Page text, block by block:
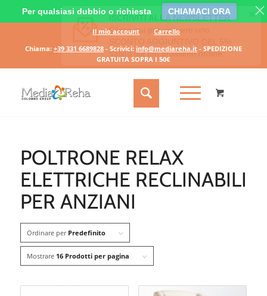
Il mio account
Carrello
Chiama: +39 331 6689828- Scrivici: info@mediareha.it- SPEDIZIONE
GRATUITA SOPRA I 50€
POLTRONE RELAX
ELETTRICHE RECLINABILI
PER ANZIANI
Ordinare per Predefinito
Mostrare 16 Prodotti per pagina
Per qualsiasi dubbio o richiesta CHIAMACI ORA